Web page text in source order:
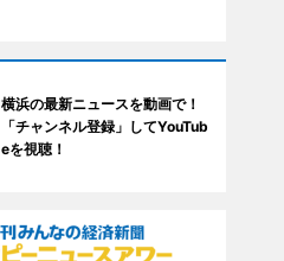
横浜の最新ニュースを動画で！
「チャンネル登録」してYouTub
eを視聴！